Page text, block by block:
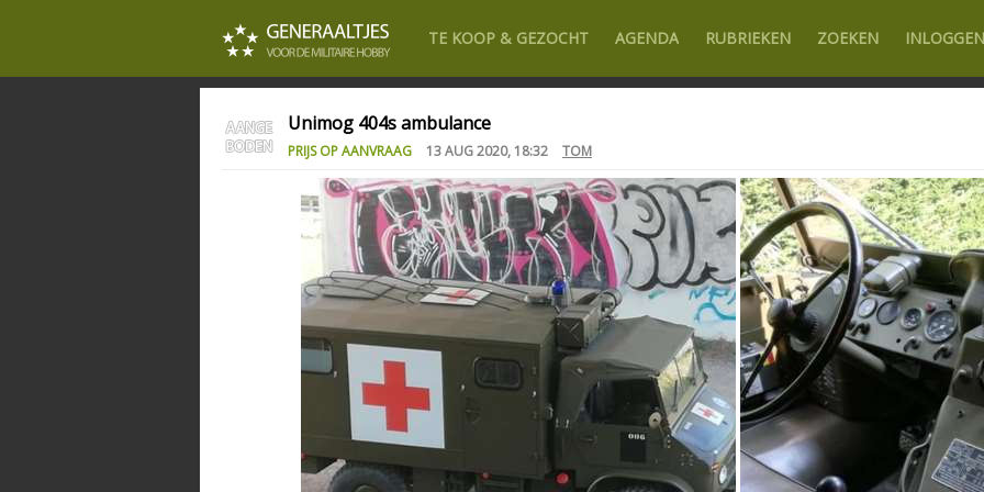
TE KOOP & GEZOCHT AGENDA RUBRIEKEN ZOEKEN INLOGGEN
Unimog 404s ambulance
PRIJS OP AANVRAAG 13 AUG 2020, 18:32 TOM